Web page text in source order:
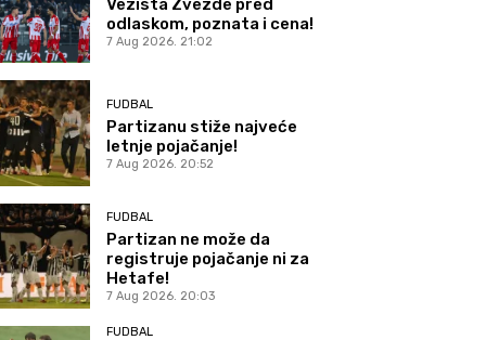
Vezista Zvezde pred
odlaskom, poznata i cena!
7 Aug 2026. 21:02
FUDBAL
Partizanu stiže najveće
letnje pojačanje!
7 Aug 2026. 20:52
FUDBAL
Partizan ne može da
registruje pojačanje ni za
Hetafe!
7 Aug 2026. 20:03
FUDBAL